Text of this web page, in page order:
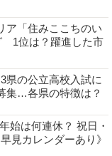
ア「住みここちのい
1位は？躍進した市
県の公立高校入試に
集…各県の特徴は？
始は何連休？ 祝日・
見カレンダーあり》